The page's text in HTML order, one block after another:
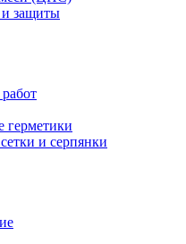
и защиты
герметики
и серпянки